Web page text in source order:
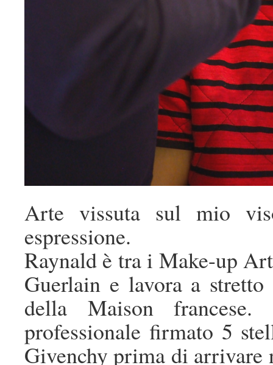
Arte vissuta sul mio
espressione.
Raynald è tra i Make-up
Guerlain e lavora a
della Maison
professionale firmato 5
Givenchy prima di